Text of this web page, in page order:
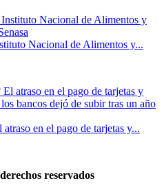
Nacional de Alimentos y...
en el pago de tarjetas y...
reservados